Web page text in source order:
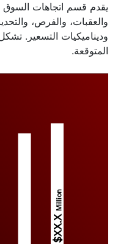
يقدم قسم اتجاهات السوق
والعقبات، والفرص،
وديناميكيات التسعير.
المتوقعة.
$XX.X
Million